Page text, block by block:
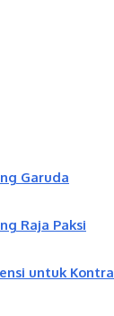
Garuda
Raja Paksi
untuk